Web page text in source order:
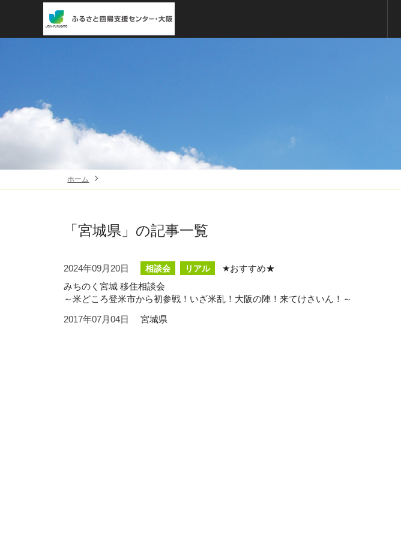
ホーム
「宮城県」 の記事一覧
2024年09月20日 相談会 リアル
★おすすめ★
みちのく宮城 移住相談会
～米どころ登米市から初参戦！いざ米乱！大阪の陣！来てけさいん！～
2017年07月04日
宮城県